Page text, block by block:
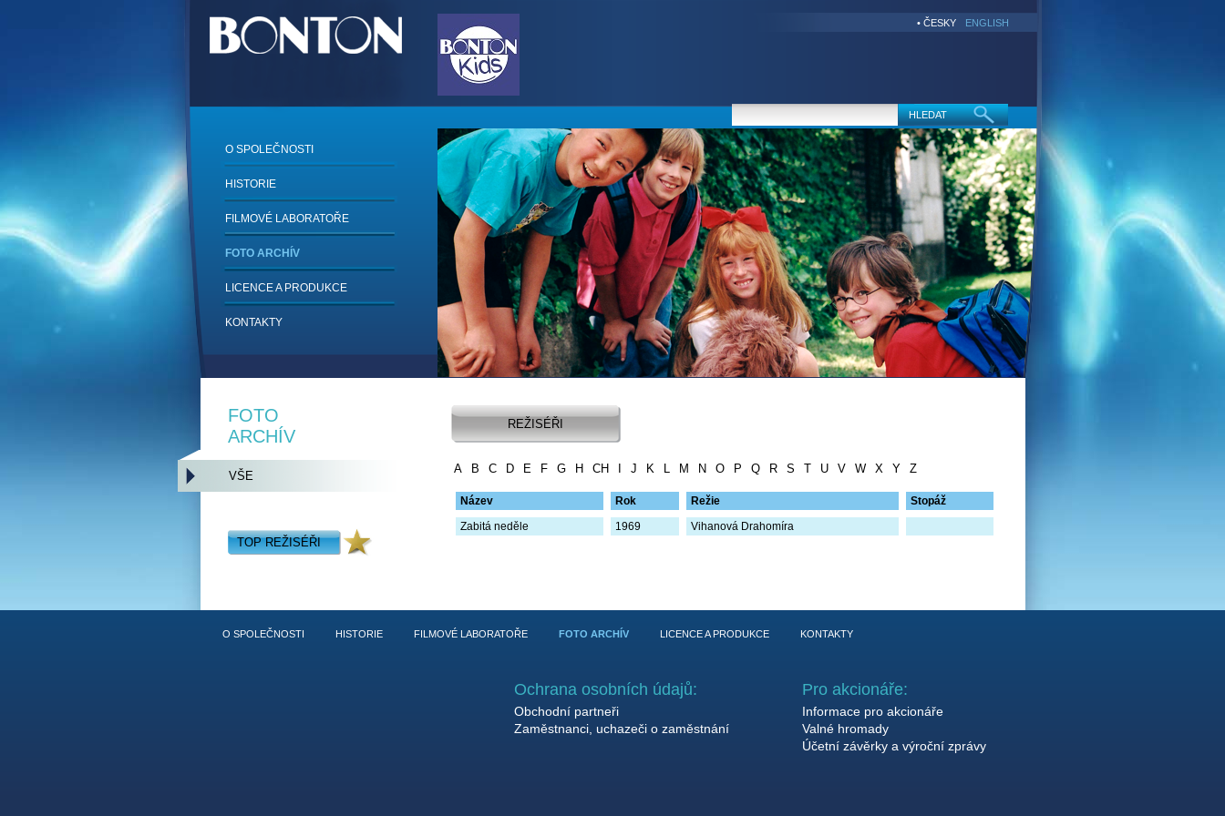
ENGLISH
• ČESKY
O SPOLEČNOSTI
HISTORIE
FILMOVÉ LABORATOŘE
FOTO ARCHÍV
LICENCE A PRODUKCE
KONTAKTY
REŽISÉŘI
A B C D E F G H CH J K L M N O P Q R S T U V W X Y Z
Název Rok Režie
Stopáž
Zabitá neděle
1969 Vihanová Drahomíra
FOTO
ARCHÍV
VŠE
TOP REŽISÉŘI
O SPOLEČNOSTI HISTORIE FILMOVÉ LABORATOŘE FOTO ARCHÍV LICENCE A PRODUKCE KONTAKTY
Pro akcionáře:
Informace pro akcionáře
Valné hromady
Účetní závěrky a výroční zprávy
Ochrana osobních údajů:
Obchodní partneři
Zaměstnanci, uchazeči o zaměstnání